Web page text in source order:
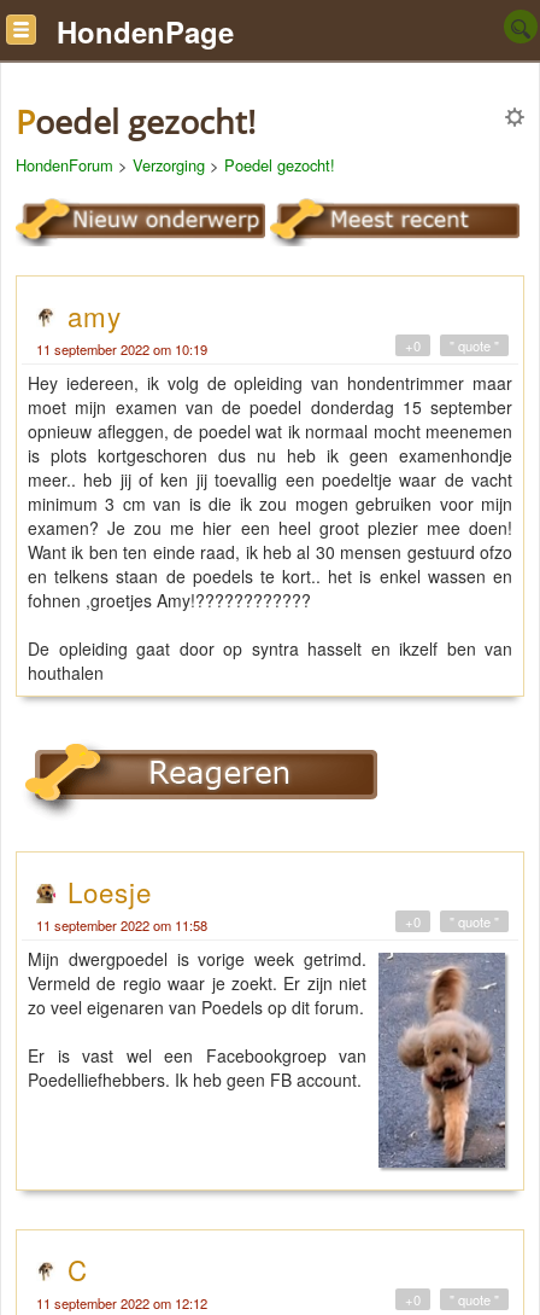
HondenPage
Poedel gezocht!
HondenForum > Verzorging > Poedel gezocht!
amy
11 september 2022 om 10:19 " quote "
+0
Hey iedereen, ik volg de opleiding van hondentrimmer maar
moet mijn examen van de poedel donderdag 15 september
opnieuw afleggen, de poedel wat ik normaal mocht meenemen
is plots kortgeschoren dus nu heb ik geen examenhondje
meer.. heb jij of ken jij toevallig een poedeltje waar de vacht
minimum 3 cm van is die ik zou mogen gebruiken voor mijn
examen? Je zou me hier een heel groot plezier mee doen!
Want ik ben ten einde raad, ik heb al 30 mensen gestuurd ofzo
en telkens staan de poedels te kort.. het is enkel wassen en
fohnen ,groetjes Amy!????????????
De opleiding gaat door op syntra hasselt en ikzelf ben van
houthalen
Loesje
11 september 2022 om 11:58 " quote "
+0
Mijn dwergpoedel is vorige week getrimd.
Vermeld de regio waar je zoekt. Er zijn niet
zo veel eigenaren van Poedels op dit forum.
Er is vast wel een Facebookgroep van
Poedelliefhebbers. Ik heb geen FB account.
C
11 september 2022 om 12:12 " quote "
+0